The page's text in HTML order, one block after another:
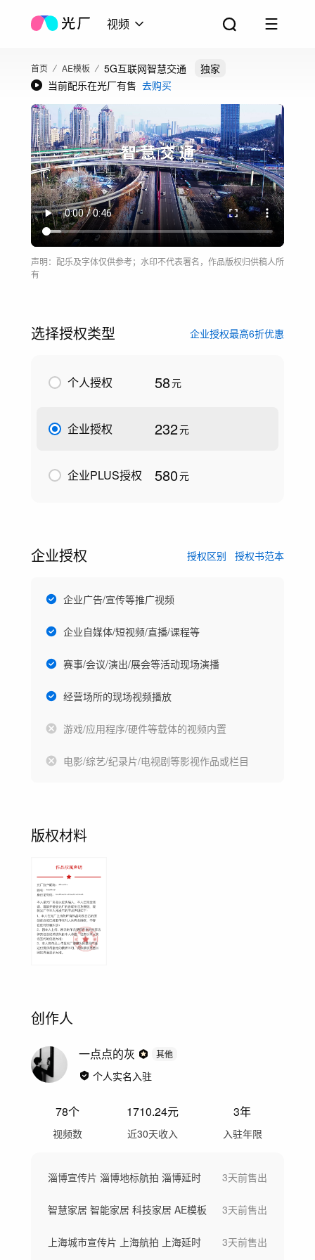
视频
首页 AE模板 5G互联网智慧交通
独家
当前配乐在光厂有售 去购买
声明：配乐及字体仅供参考；水印不代表署名，作品版权归供稿人所
有
选择授权类型 企业授权最高6折优惠
个人授权 58元
企业授权 232元
企业PLUS授权 580元
企业授权 授权区别 授权书范本
企业广告/宣传等推广视频
企业自媒体/短视频/直播/课程等
赛事/会议/演出/展会等活动现场演播
经营场所的现场视频播放
游戏/应用程序/硬件等载体的视频内置
电影/综艺/纪录片/电视剧等影视作品或栏目
版权材料
创作人
一点点的灰 其他
个人实名入驻
78个
视频数
1710.24元
近30天收入
3年
入驻年限
淄博宣传片 淄博地标航拍 淄博延时 3天前售出
智慧家居 智能家居 科技家居 AE模板 3天前售出
上海城市宣传片 上海航拍 上海延时 3天前售出